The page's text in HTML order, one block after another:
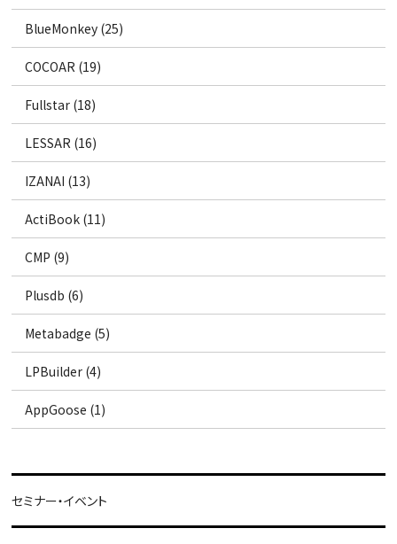
BlueMonkey (25)
COCOAR (19)
Fullstar (18)
LESSAR (16)
IZANAI (13)
ActiBook (11)
CMP (9)
Plusdb (6)
Metabadge (5)
LPBuilder (4)
AppGoose (1)
セミナー・イベント